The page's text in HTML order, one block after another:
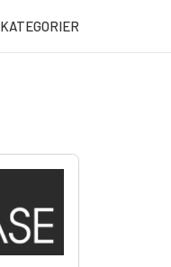
KATEGORIER